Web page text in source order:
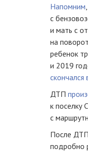
Напомним
с
и мать с
на
ребенок
и 2019
скончался
ДТП
к поселку
с
После ДТП
подробно